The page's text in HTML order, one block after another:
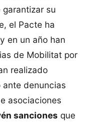
su
el Pacte ha
en un año han
de Mobilitat por
realizado
denuncias
asociaciones
sanciones que